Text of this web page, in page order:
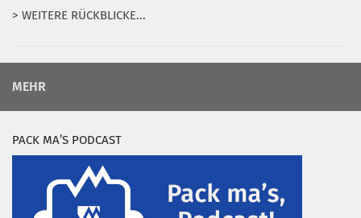
> WEITERE RÜCKBLICKE...
MEHR
PACK MA’S PODCAST